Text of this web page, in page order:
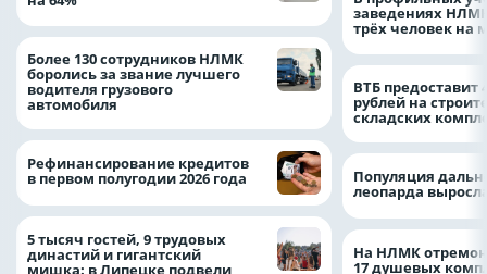
Более 130 сотрудников НЛМК
боролись за звание лучшего
водителя грузового
автомобиля
Рефинансирование кредитов
в первом полугодии 2026 года
5 тысяч гостей, 9 трудовых
династий и гигантский
мишка: в Липецке подвели
заведениях
трёх человек на
ВТБ предоставит
рублей на
складских
Популяция
леопарда
На НЛМК
17 душевых